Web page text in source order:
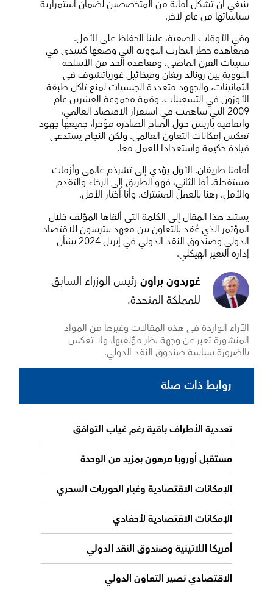
ينبغي أن تشكل أمانة من المتخصصين لضمان استمرارية
سياساتها من عام لآخر.
وفي الأوقات الصعبة، علينا الحفاظ على الأمل.
فمعاهدة حظر التجارب النووية التي وضعها كينيدي في
ستينات القرن الماضي، ومعاهدة الحد من الأسلحة
النووية بين رونالد ريغان وميخائيل غورباتشوف في
الثمانينات، والجهود متعددة الجنسيات لمنع تآكل طبقة
الأوزون في التسعينات، وقمة مجموعة العشرين عام
2009 التي ساهمت في استقرار الاقتصاد العالمي،
واتفاقية باريس حول المناخ الصادرة مؤخرا، جميعها جهود
تعكس إمكانات التعاون العالمي. ولكن النجاح يستدعي
قيادة حكيمة واستعدادا للعمل معا.
أمامنا طريقان. الأول يؤدي إلى تشرذم عالمي وأزمات
مستفحلة. أما الثاني، فهو الطريق إلى الرخاء والتقدم
والأمل، رهنا بالعمل المشترك. وأنا أختار الأمل.
يستند هذا المقال إلى الكلمة التي ألقاها المؤلف خلال
المؤتمر الذي عُقد بالتعاون بين معهد بيترسون للاقتصاد
الدولي وصندوق النقد الدولي في إبريل 2024 بشأن
إدارة التغير الهيكلي.
غوردون براونرئيس الوزراء السابق
للمملكة المتحدة.
الآراء الواردة في هذه المقالات وغيرها من المواد
المنشورة تعبر عن وجهة نظر مؤلفيها، ولا تعكس
بالضرورة سياسة صندوق النقد الدولي.
روابط ذات صلة
تعددية الأطراف باقية رغم غياب التوافق
مستقبل أوروبا مرهون بمزيد من الوحدة
الإمكانات الاقتصادية وغبار الحوريات السحري
الإمكانات الاقتصادية لأحفادي
أمريكا اللاتينية وصندوق النقد الدولي
الاقتصادي نصير التعاون الدولي